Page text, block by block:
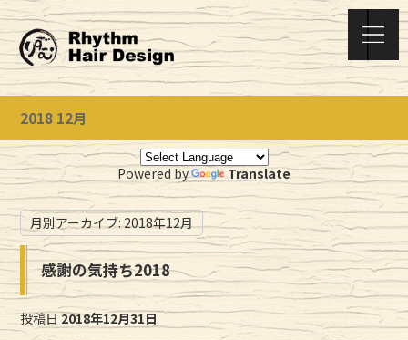
2018 12月
Powered by Translate
月別アーカイブ:2018年12月
感謝の気持ち2018
投稿日2018年12月31日